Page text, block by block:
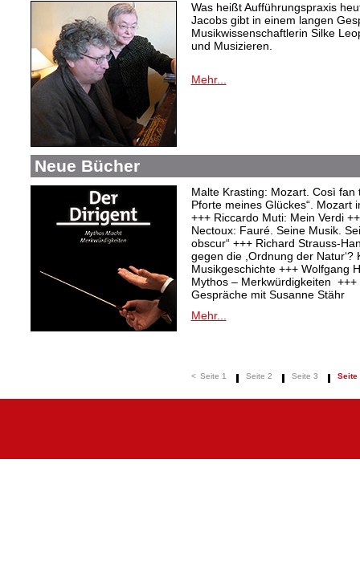
Was heißt Aufführungspraxis
Jacobs gibt in einem langen
Musikwissenschaftlerin Silke
und Musizieren.
Mehr...
Neue Bücher
Malte Krasting: Mozart. Così fan
Pforte meines Glückes“. Mozart
+++ Riccardo Muti: Mein Verdi
Nectoux: Fauré. Seine Musik.
obscur“ +++ Richard Strauss-
gegen die ,Ordnung der
Musikgeschichte +++ Wolfgang
Mythos – Merkwürdigkeiten
Gespräche mit Susanne Stähr
Mehr...
< Seite 1 Seite 2 Seite 3 Seite